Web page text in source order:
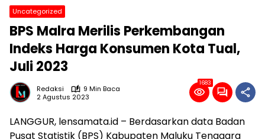
Uncategorized
BPS Malra Merilis Perkembangan
Indeks Harga Konsumen Kota Tual,
Juli 2023
Redaksi
9 Min Baca
2 Agustus 2023
1683
LANGGUR, lensamata.id – Berdasarkan data Badan
Pusat Statistik (BPS) Kabupaten Maluku Tenggara